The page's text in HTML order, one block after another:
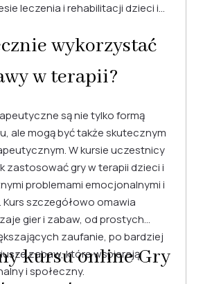
leczenia i rehabilitacji dzieci i
wykorzystać
w terapii?
są nie tylko formą
ale mogą być także skutecznym
W kursie uczestnicy
zastosować gry w terapii dzieci i
problemami emocjonalnymi i
szczegółowo omawia
gier i zabaw, od prostych
zaufanie, po bardziej
zabaw, które wspierają
i społeczny.
kursu online Gry